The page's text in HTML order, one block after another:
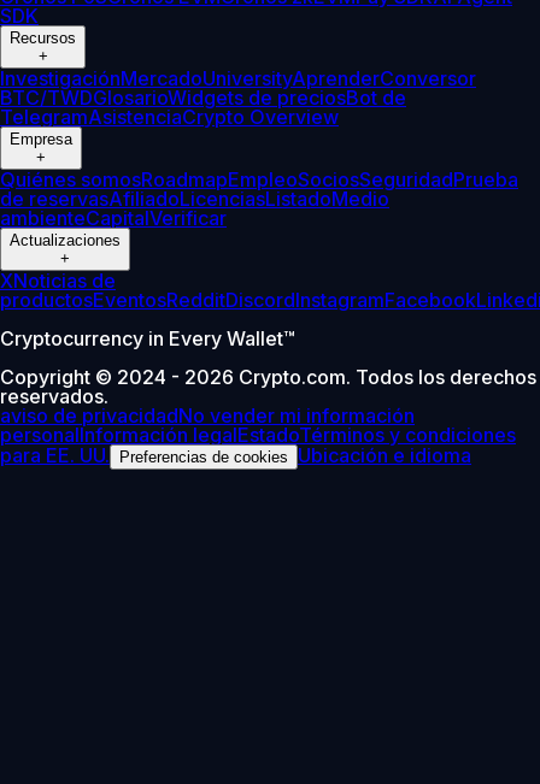
SDK
Recursos
+
InvestigaciónMercadoUniversityAprenderConversor
BTC/TWDGlosarioWidgets de preciosBot de
TelegramAsistenciaCrypto Overview
Empresa
+
Quiénes somosRoadmapEmpleoSociosSeguridadPrueba
de reservasAfiliadoLicenciasListadoMedio
ambienteCapitalVerificar
Actualizaciones
+
XNoticias de
productosEventosRedditDiscordInstagramFacebook
Cryptocurrency in Every Wallet™
Copyright © 2024 - 2026 Crypto.com. Todos los derechos
reservados.
aviso de privacidadNo vender mi información
personalInformación legalEstadoTérminos y condiciones
para EE. UU.
Preferencias de cookies Ubicación e idioma